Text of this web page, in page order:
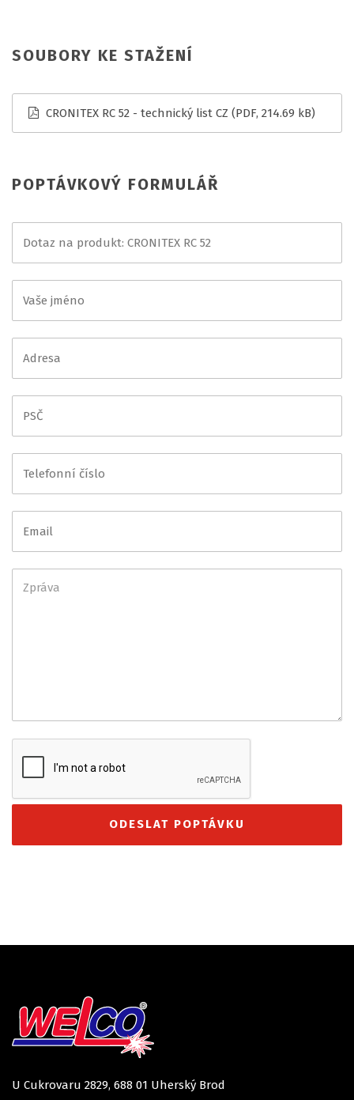
SOUBORY KE STAŽENÍ
CRONITEX RC 52 - technický list CZ (PDF, 214.69 kB)
POPTÁVKOVÝ FORMULÁŘ
U Cukrovaru 2829, 688 01 Uherský Brod